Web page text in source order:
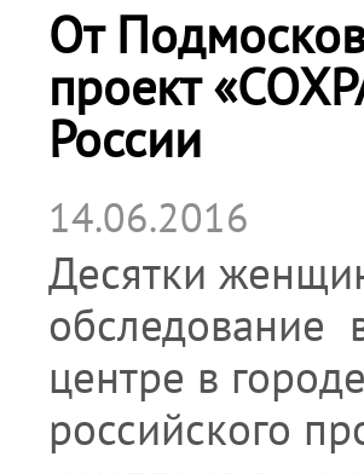
От
проект
России
14.06.2016
Десятки
обследование
центре в
российского